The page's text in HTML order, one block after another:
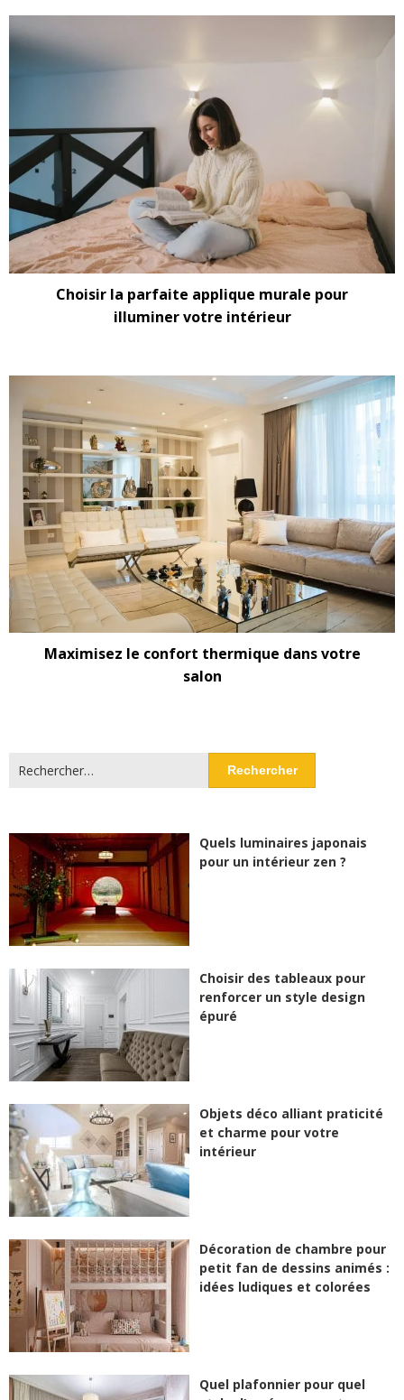
Choisir la parfaite applique murale pour
illuminer votre intérieur
Maximisez le confort thermique dans votre
salon
Rechercher :
Quels luminaires japonais
pour un intérieur zen ?
Choisir des tableaux pour
renforcer un style design
épuré
Objets déco alliant praticité
et charme pour votre
intérieur
Décoration de chambre pour
petit fan de dessins animés :
idées ludiques et colorées
Quel plafonnier pour quel